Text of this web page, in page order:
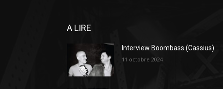
A LIRE
Interview Boombass (Cassius)
11 octobre 2024